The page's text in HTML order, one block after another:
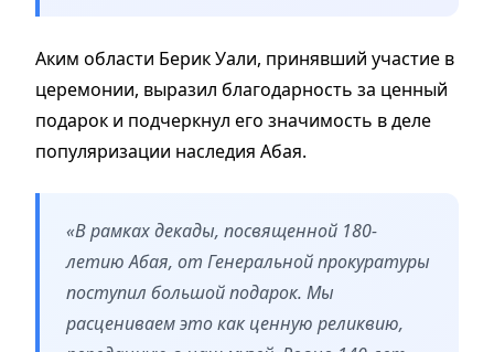
Аким области Берик Уали, принявший участие в
церемонии, выразил благодарность за ценный
подарок и подчеркнул его значимость в деле
популяризации наследия Абая.
«В рамках декады, посвященной 180-
летию Абая, от Генеральной прокуратуры
поступил большой подарок. Мы
расцениваем это как ценную реликвию,